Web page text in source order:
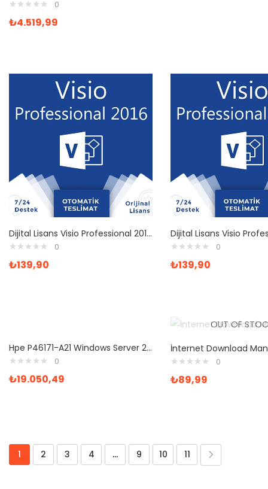
0
₺4.519,99
Dijital Lisans Visio Professional 2016 Bireysel Dijital Lisans
0
₺139,90
0
₺139,90
Hpe P46171-A21 Windows Server 2022 Standart Rok
0
₺19.050,49
OUT OF
0
₺89,99
1 2 3 4 … 9 10 11